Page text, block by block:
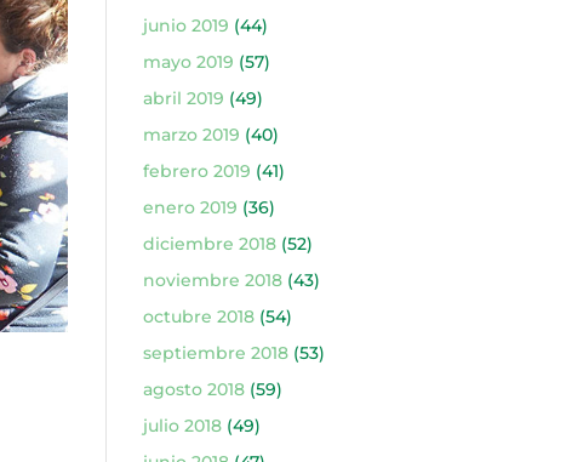
junio 2019 (44)
mayo 2019 (57)
abril 2019 (49)
marzo 2019 (40)
febrero 2019 (41)
enero 2019 (36)
diciembre 2018(52)
noviembre 2018(43)
octubre 2018(54)
septiembre 2018(53)
agosto 2018(59)
julio 2018(49)